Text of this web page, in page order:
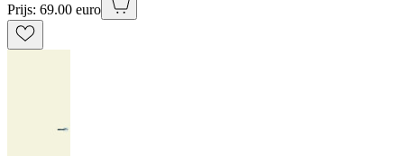
Prijs: 69.00 euro